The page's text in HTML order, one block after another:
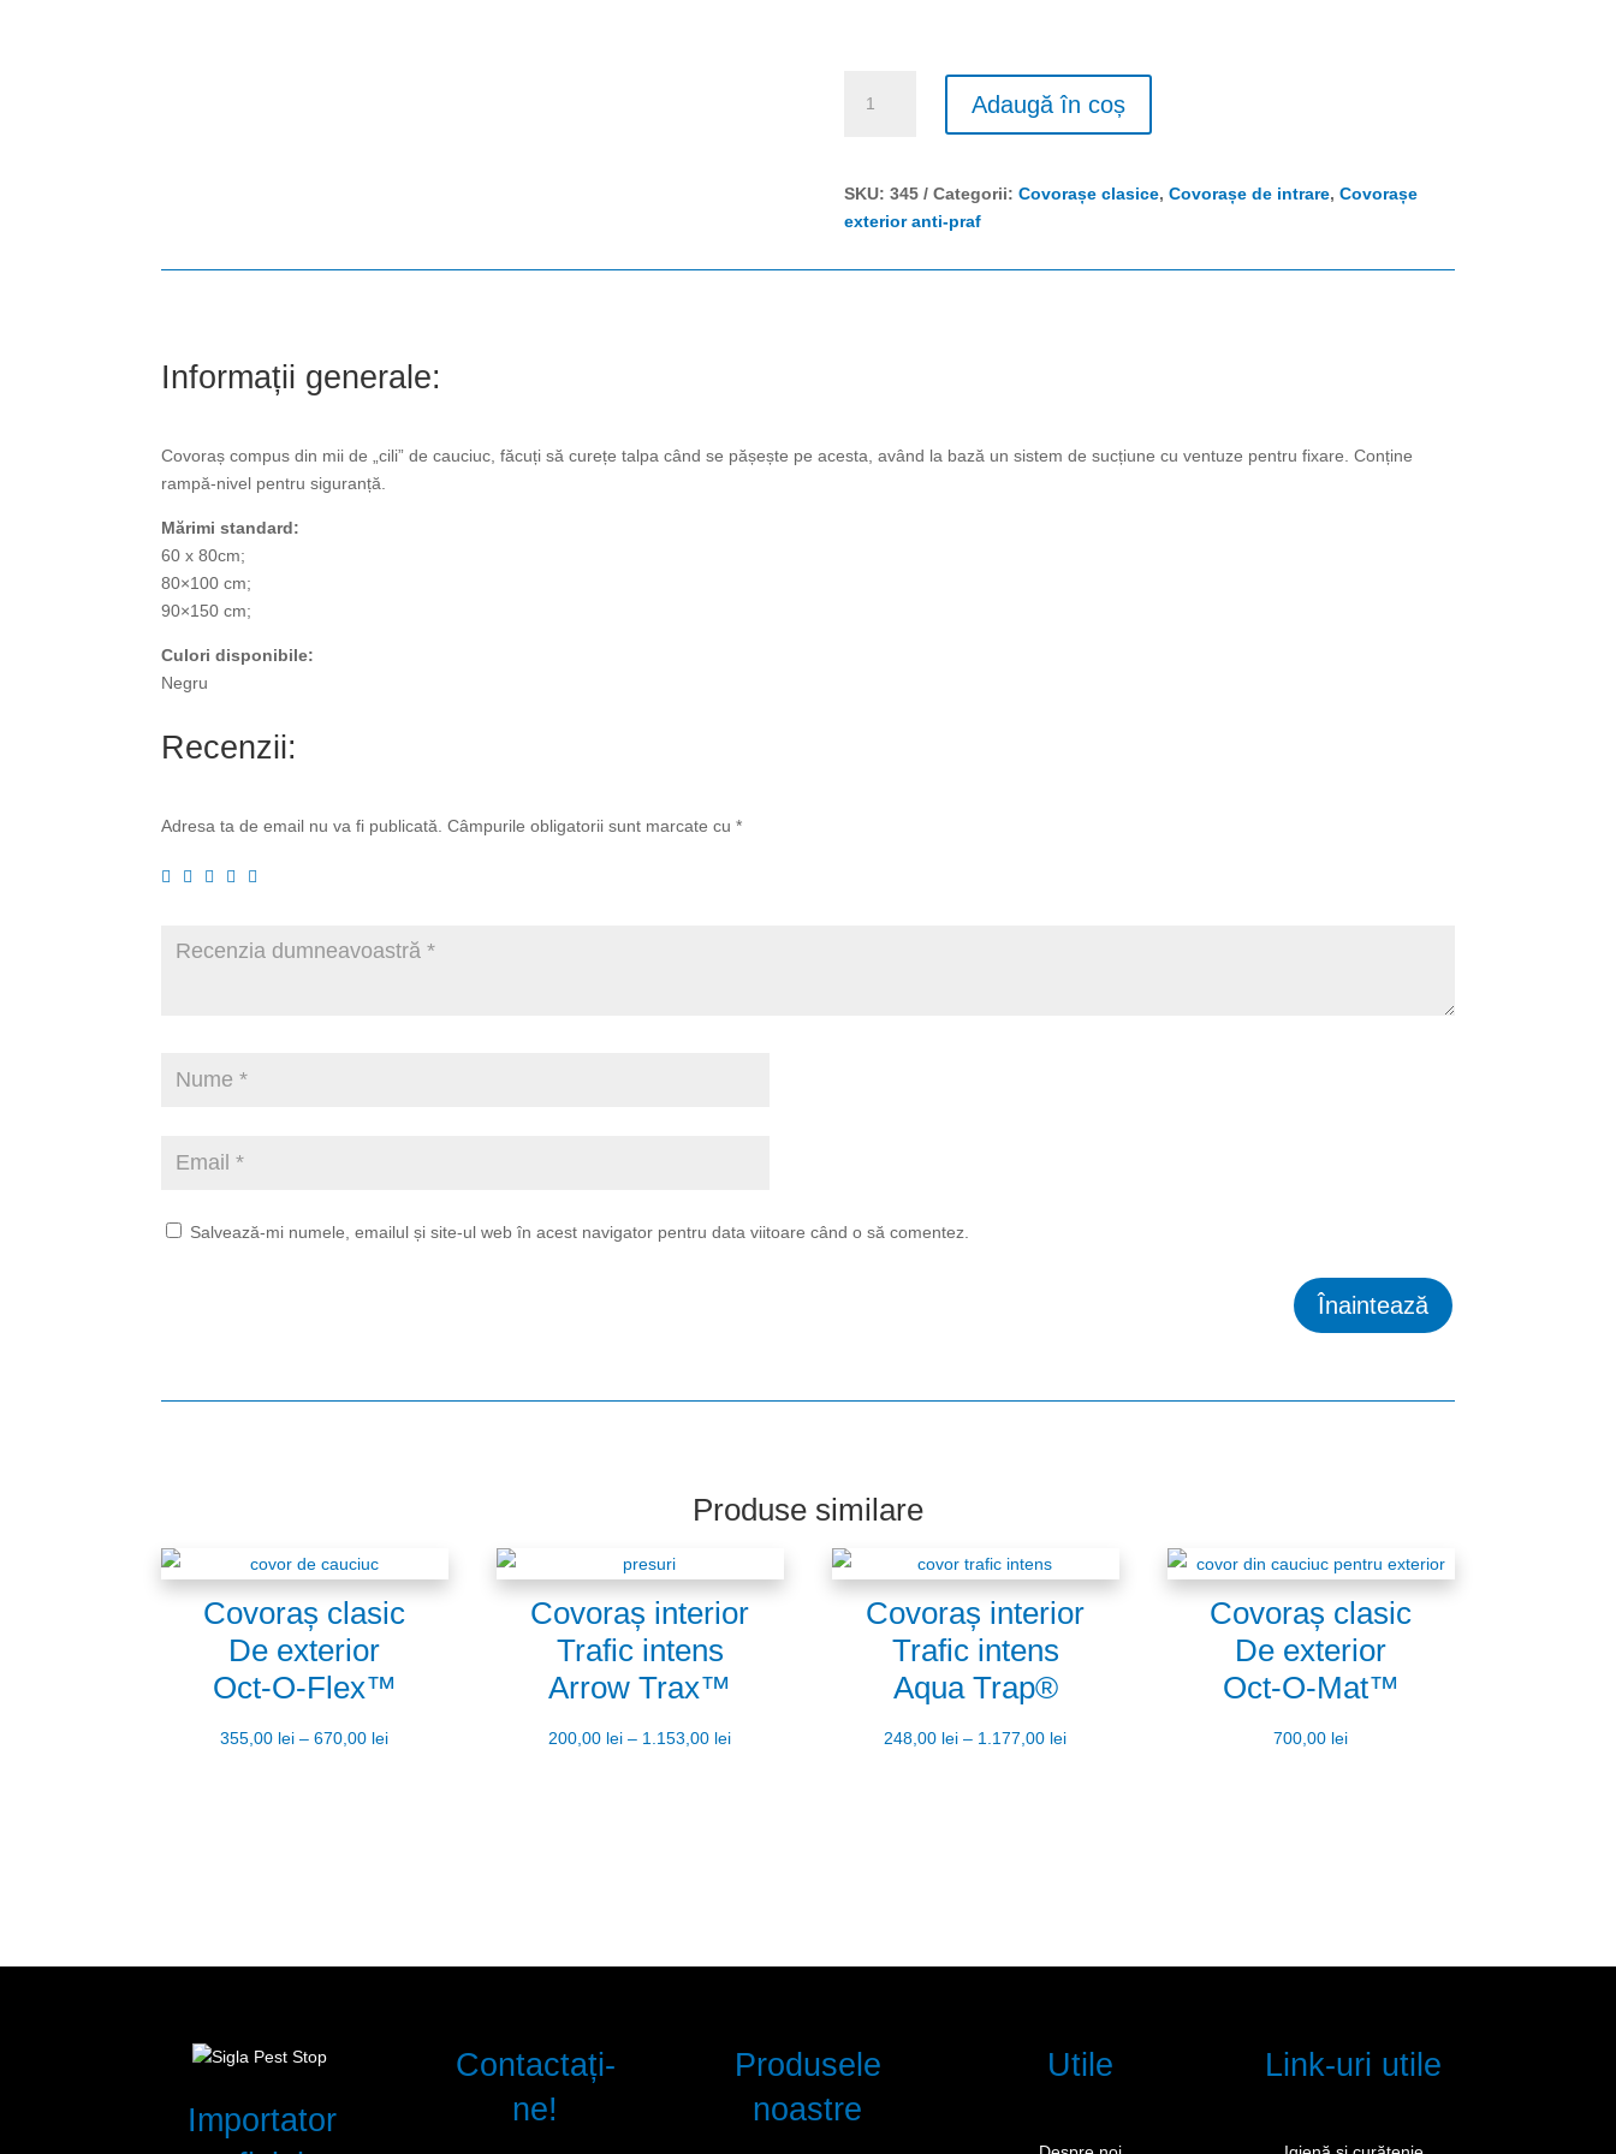
Covoraș
exterior
Rubber
Adaugă în coș
SKU: 345 Categorii: Covorașe clasice, Covorașe de intrare, Covorașe
exterior anti-praf
Informații generale:
Covoraș compus din mii de „cili” de cauciuc, făcuți să curețe talpa când se pășește pe acesta, având la bază un sistem de sucțiune cu ventuze pentru fixare. Conține
rampă-nivel pentru siguranță.
Mărimi standard:
60 x 80cm;
80×100 cm;
90×150 cm;
Culori disponibile:
Negru
Recenzii:
Adresa ta de email nu va fi publicată. Câmpurile obligatorii sunt marcate cu*
Salvează-mi numele, emailul și site-ul web în acest navigator pentru data viitoare când o să comentez.
Înaintează
Produse similare
Covoraș clasic
De exterior
Oct-O-Flex™
355,00 lei –670,00 lei
Covoraș interior
Trafic intens
Arrow Trax™
200,00 lei – 1.153,00 lei
Covoraș interior
Trafic intens
Aqua Trap®
248,00 lei – 1.177,00 lei
Covoraș clasic
De exterior
Oct-O-Mat™
700,00 lei
Importator
Contactați-
ne!
Produsele
noastre
Utile Link-uri utile